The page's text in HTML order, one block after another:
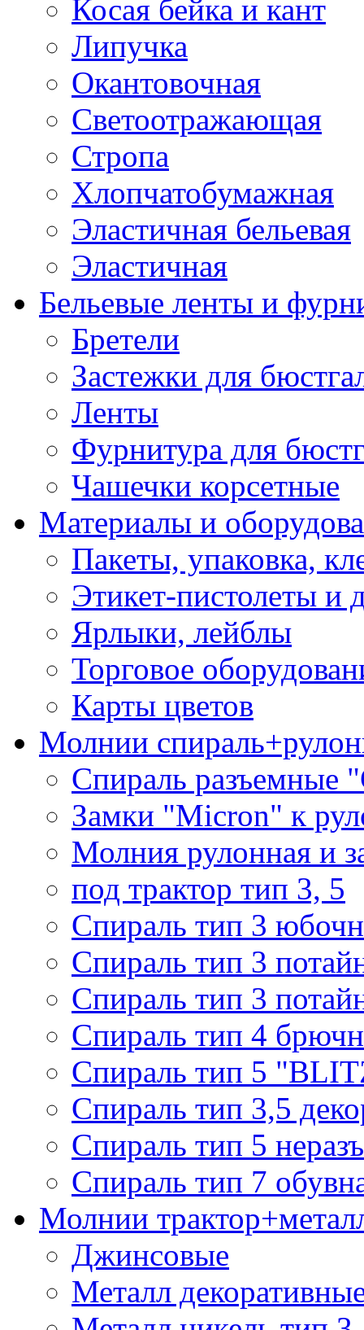
Косая бейка и кант
Липучка
Окантовочная
Светоотражающая
Стропа
Хлопчатобумажная
Эластичная бельевая
Эластичная
Бельевые ленты и
Бретели
Застежки для
Ленты
Фурнитура для
Чашечки корсетные
Материалы и
Пакеты, упаковка,
Этикет-пистолеты и
Ярлыки, лейблы
Торговое
Карты цветов
Молнии
Спираль разъемные
Замки "Micron" к
Молния рулонная и
под трактор тип 3, 5
Спираль тип 3
Спираль тип 3
Спираль тип 3
Спираль тип 4
Спираль тип 5
Спираль тип 3,5
Спираль тип 5
Спираль тип 7
Молнии
Джинсовые
Металл